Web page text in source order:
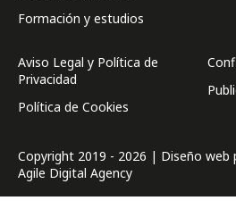
Formación y estudios
Aviso Legal y Política de
Privacidad
Política de Cookies
Copyright 2019 - 2026 | Diseño web
Agile Digital Agency